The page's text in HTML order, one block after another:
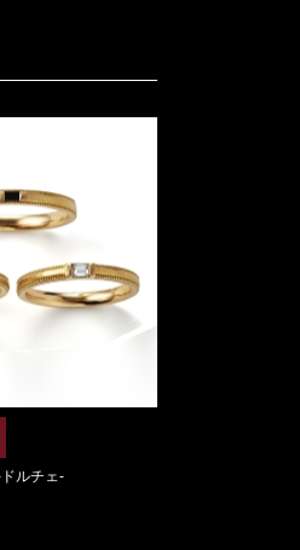
ルチェ-